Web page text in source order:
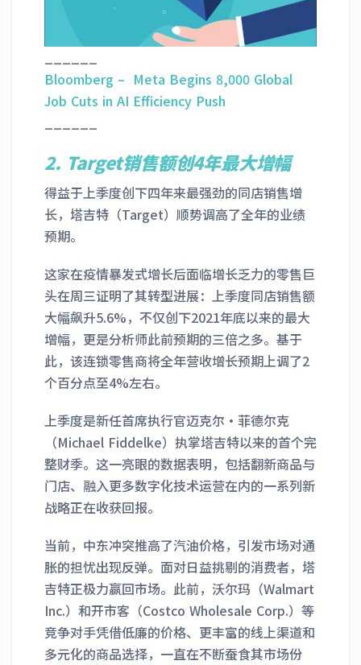
Bloomberg – Meta Begins 8,000 Global
Job Cuts in AI Efficiency Push
2. Target销售额创4年最大增幅
得益于上季度创下四年来最强劲的同店销售增
长，塔吉特（Target）顺势调高了全年的业绩
预期。
这家在疫情暴发式增长后面临增长乏力的零售巨
头在周三证明了其转型进展：上季度同店销售额
大幅飙升5.6%，不仅创下2021年底以来的最大
增幅，更是分析师此前预期的三倍之多。基于
此，该连锁零售商将全年营收增长预期上调了2
个百分点至4%左右。
上季度是新任首席执行官迈克尔·菲德尔克
（Michael Fiddelke）执掌塔吉特以来的首个完
整财季。这一亮眼的数据表明，包括翻新商品与
门店、融入更多数字化技术运营在内的一系列新
战略正在收获回报。
当前，中东冲突推高了汽油价格，引发市场对通
胀的担忧出现反弹。面对日益挑剔的消费者，塔
吉特正极力赢回市场。此前，沃尔玛（Walmart
Inc.）和开市客（Costco Wholesale Corp.）等
竞争对手凭借低廉的价格、更丰富的线上渠道和
多元化的商品选择，一直在不断蚕食其市场份